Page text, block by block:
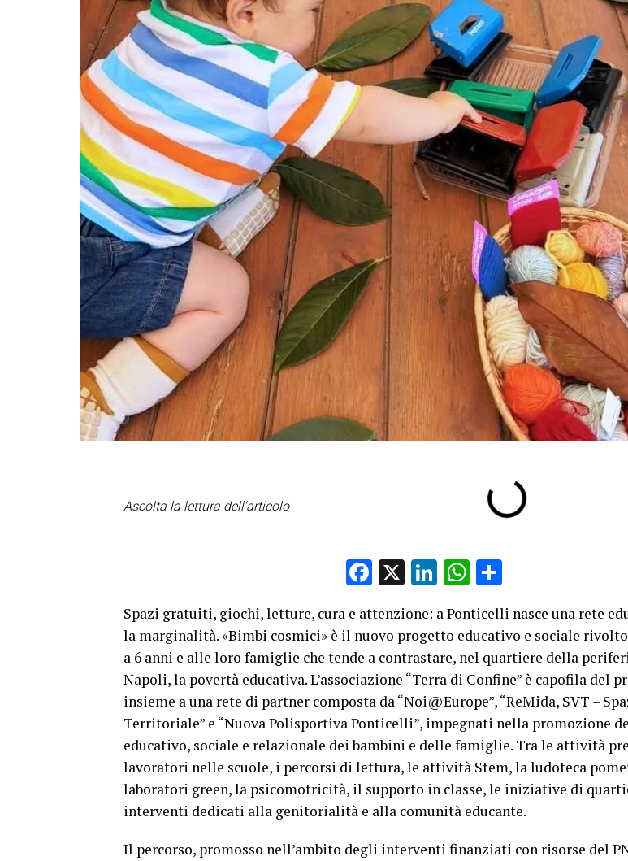
Ascolta la lettura dell'articolo
Facebook
X LinkedIn
WhatsApp
Spazi gratuiti, giochi, letture, cura e attenzione: a Ponticelli nasce una rete
la marginalità. «Bimbi cosmici» è il nuovo progetto educativo e sociale
a 6 anni e alle loro famiglie che tende a contrastare, nel quartiere della
Napoli, la povertà educativa. L’associazione “Terra di Confine” è capofila del
insieme a una rete di partner composta da “Noi@Europe”, “ReMida, SVT –
Territoriale” e “Nuova Polisportiva Ponticelli”, impegnati nella promozione
educativo, sociale e relazionale dei bambini e delle famiglie. Tra le attività
lavoratori nelle scuole, i percorsi di lettura, le attività Stem, la ludoteca
laboratori green, la psicomotricità, il supporto in classe, le iniziative di
interventi dedicati alla genitorialità e alla comunità educante.
Il percorso, promosso nell’ambito degli interventi finanziati con risorse del